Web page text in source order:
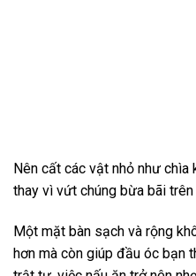
Nên cất các vật nhỏ như chìa
thay vì vứt chúng bừa bãi
Một mặt bàn sạch và rộng
hơn mà còn giúp đầu óc bạn